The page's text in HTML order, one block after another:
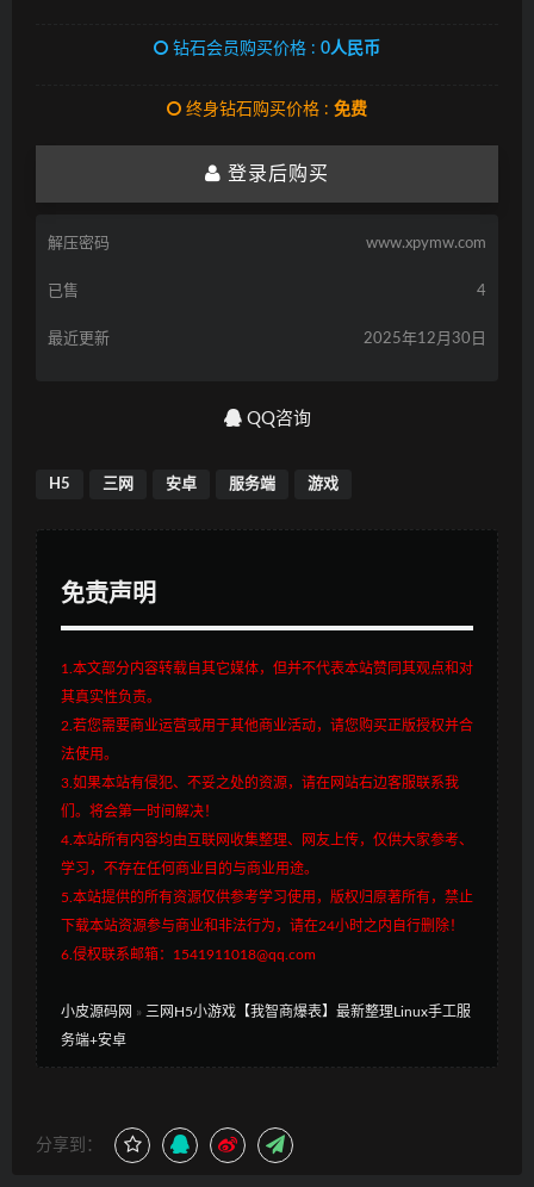
钻石会员购买价格 : 0人民币
终身钻石购买价格 : 免费
登录后购买
解压密码 www.xpymw.com
已售 4
最近更新 2025年12月30日
QQ咨询
H5 三网 安卓 服务端 游戏
免责声明
1.本文部分内容转载自其它媒体，但并不代表本站赞同其观点和对
其真实性负责。
2.若您需要商业运营或用于其他商业活动，请您购买正版授权并合
法使用。
3.如果本站有侵犯、不妥之处的资源，请在网站右边客服联系我
们。将会第一时间解决！
4.本站所有内容均由互联网收集整理、网友上传，仅供大家参考、
学习，不存在任何商业目的与商业用途。
5.本站提供的所有资源仅供参考学习使用，版权归原著所有，禁止
下载本站资源参与商业和非法行为，请在24小时之内自行删除！
6.侵权联系邮箱：1541911018@qq.com
小皮源码网 » 三网H5小游戏【我智商爆表】最新整理Linux手工服
务端+安卓
分享到：